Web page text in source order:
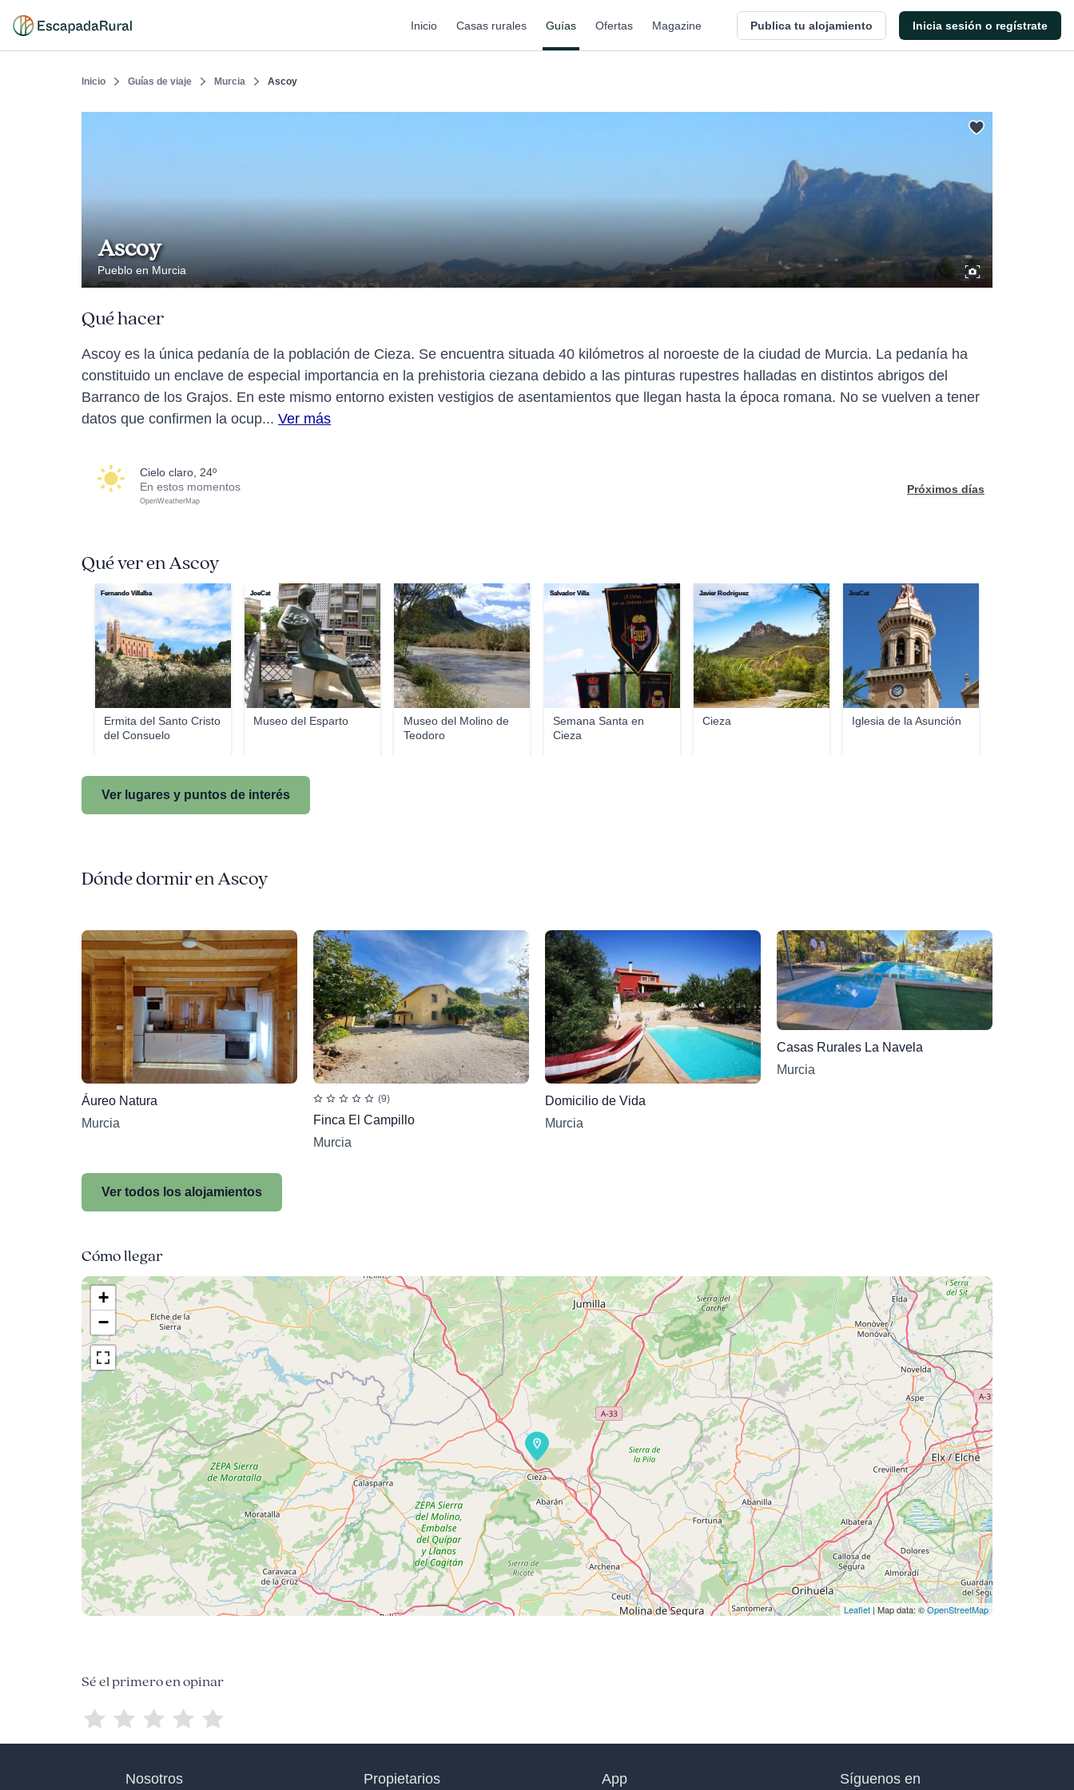
Inicio Casas rurales Guías Ofertas Magazine Publica tu alojamiento Inicia sesión o regístrate
Inicio Guías de viaje Murcia Ascoy
Ascoy
Pueblo en Murcia
Qué hacer
Ascoy es la única pedanía de la población de Cieza. Se encuentra situada 40 kilómetros al noroeste de la ciudad de Murcia. La pedanía ha
constituido un enclave de especial importancia en la prehistoria ciezana debido a las pinturas rupestres halladas en distintos abrigos del
Barranco de los Grajos. En este mismo entorno existen vestigios de asentamientos que llegan hasta la época romana. No se vuelven a tener
datos que confirmen la ocup... Ver más
cielo claro, 24º
En estos momentos
OpenWeatherMap
Próximos días
Qué ver en Ascoy
Ermita del Santo Cristo
del Consuelo
Fernando Villalba
Museo del Esparto
JoeCat
Museo del Molino de
Teodoro
JoeCat
Semana Santa en
Cieza
Salvador Villa
Cieza
Javier Rodríguez
Iglesia de la Asunción
JoeCat
Ver lugares y puntos de interés
Dónde dormir en Ascoy
Áureo Natura
Murcia
(9)
Finca El Campillo
Murcia
Domicilio de Vida
Murcia
Casas Rurales La Navela
Murcia
Ver todos los alojamientos
Cómo llegar
+
−
Leaflet | Map data: ©OpenStreetMap
Sé el primero en opinar
Nosotros Propietarios App Síguenos en